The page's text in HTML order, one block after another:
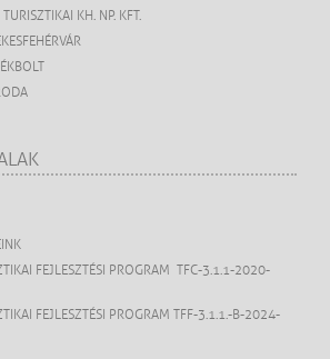
TURISZTIKAI KH. NP. KFT.
FEJLESZTÉSI PROGRAM TFC-3.1.1-2020-
FEJLESZTÉSI PROGRAM TFF-3.1.1.-B-2024-